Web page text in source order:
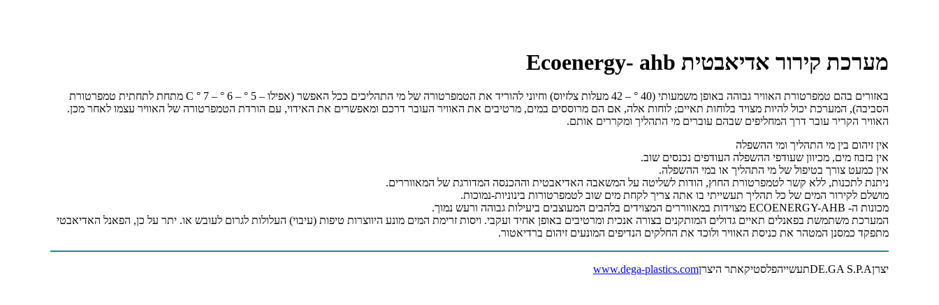
מערכת קירור אדיאבטית Ecoenergy- ahb
באזורים בהם טמפרטורת האוויר גבוהה באופן משמעותי (40 ° – 42 מעלות צלזיוס) וחיוני להוריד את הטמפרטורה של מי התהליכים ככל האפשר (אפילו – 5 ° – 6 ° – 7 ° C מתחת לתחתית טמפרטורת
הסביבה), המערכת יכול להיות מצויד בלוחות תאיים; לוחות אלה, אם הם מרוססים במים, מרטיבים את האוויר העובר דרכם ומאפשרים את האידוי, עם הורדת הטמפרטורה של האוויר עצמו לאחר מכן.
האוויר הקריר עובר דרך המחליפים שבהם עוברים מי התהליך ומקררים אותם.
אין זיהום בין מי התהליך ומי ההשפלה
אין בזבוז מים, מכיוון שעודפי ההשפלה העודפים נכנסים שוב.
אין כמעט צורך בטיפול של מי התהליך או במי ההשפלה.
ניתנת לתכנות, ללא קשר לטמפרטורת החוץ, הודות לשליטה על המשאבה האדיאבטית וההכנסה המדורגת של המאווררים.
מושלם לקירור המים של כל תהליך תעשייתי בו אתה צריך לקחת מים שוב לטמפרטורות בינוניות-נמוכות.
מכונות ה- ECOENERGY-AHB מצוידות במאווררים המצוידים בלהבים המעוצבים ביעילות גבוהה ורעש נמוך.
המערכת משתמשת בפאנלים תאיים גדולים המותקנים בצורה אנכית ומרטיבים באופן אחיד ועקבי. ויסות זרימת המים מונע היווצרות טיפות (עיבוי) העלולות לגרום לעובש או. יתר על כן, הפאנל האדיאבטי
מתפקד כמסנן המטהר את כניסת האוויר ולוכד את החלקים הנדיפים המונעים זיהום ברדיאטור.
יצרןDE.GA S.P.Aתעשייהפלסטיקאתר היצרןwww.dega-plastics.com